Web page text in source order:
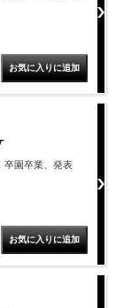
卒園卒業、発表